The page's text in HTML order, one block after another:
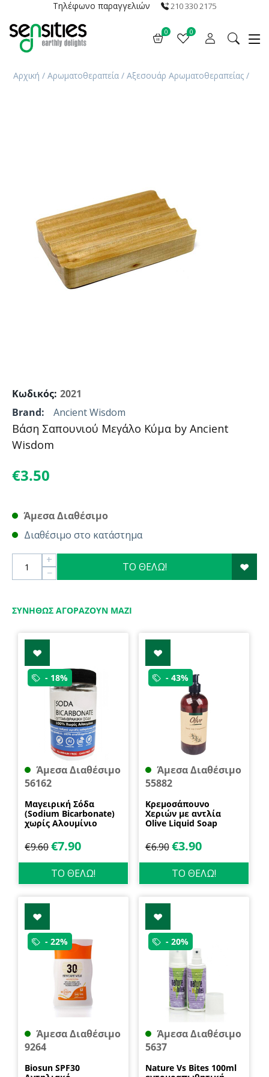
Τηλέφωνο παραγγελιών 210 330 2175
0 0
Αρχική / Αρωματοθεραπεία / Αξεσουάρ Αρωματοθεραπείας /
Βάση Σαπουνιού Μεγάλο Κύμα by Ancient
Wisdom
Brand: Ancient Wisdom
€3.50
Κωδικός: 2021
Άμεσα Διαθέσιμο
Διαθέσιμο στο κατάστημα
+
−
ΤΟ ΘΕΛΩ!
ΣΥΝΉΘΩΣ ΑΓΟΡΆΖΟΥΝ ΜΑΖΊ
- 18%
Άμεσα Διαθέσιμο
56162
Μαγειρική Σόδα
(Sodium Bicarbonate)
χωρίς Αλουμίνιο
€9.60€7.90
ΤΟ ΘΕΛΩ!
- 43%
Άμεσα Διαθέσιμο
55882
Κρεμοσάπουνο
Χεριών με αντλία
Olive Liquid Soap
€6.90 €3.90
ΤΟ ΘΕΛΩ!
- 22%
Άμεσα Διαθέσιμο
9264
Biosun SPF30
- 20%
Άμεσα Διαθέσιμο
5637
Nature Vs Bites 100ml